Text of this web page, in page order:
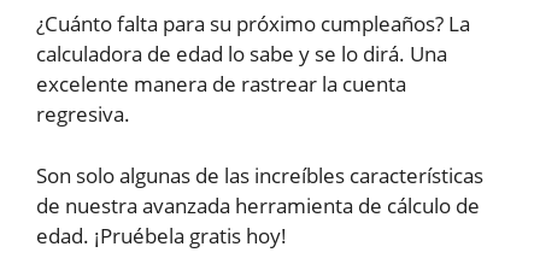
¿Cuánto falta para su próximo cumpleaños? La
calculadora de edad lo sabe y se lo dirá. Una
excelente manera de rastrear la cuenta
regresiva.
Son solo algunas de las increíbles características
de nuestra avanzada herramienta de cálculo de
edad. ¡Pruébela gratis hoy!